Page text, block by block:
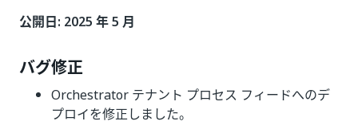
公開日: 2025 年 5 月
バグ修正
Orchestrator テナント プロセス フィードへのデ
プロイを修正しました。